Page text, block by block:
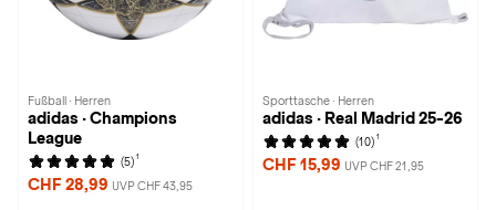
Fußball · Herren
adidas · Champions
League
(5) 1
CHF 28,99 UVP CHF 43,95
Sporttasche · Herren
adidas · Real Madrid 25-26
(10) 1
CHF 15,99 UVP CHF 21,95